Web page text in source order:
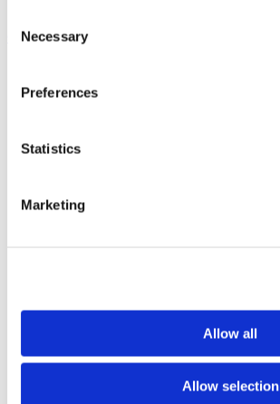
Selection
Necessary
Preferences
Statistics
Marketing
Allow all
Allow selection
Ga naar het einde van de afbeeldingen-gallerij